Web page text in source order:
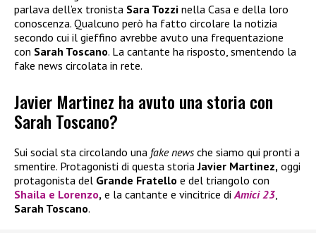
parlava dell’ex tronista Sara Tozzi nella Casa e della loro
conoscenza. Qualcuno però ha fatto circolare la notizia
secondo cui il gieffino avrebbe avuto una frequentazione
con Sarah Toscano. La cantante ha risposto, smentendo la
fake news circolata in rete.
Javier Martinez ha avuto una storia con
Sarah Toscano?
Sui social sta circolando una fake newsche siamo qui pronti a
smentire. Protagonisti di questa storiaJavier Martinez, oggi
protagonista del Grande Fratello e del triangolo con
Shaila e Lorenzo, e la cantante e vincitrice di Amici 23
Sarah Toscano.